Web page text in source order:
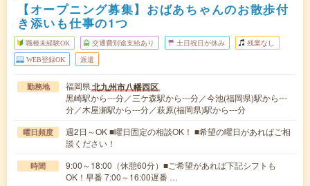
【オープニング募集】おばあちゃんのお散歩付
き添いも仕事の1つ
職種未経験OK 交通費別途支給あり 土日祝日が休み 残業なし
WEB登録OK 派遣
勤務地 福岡県北九州市八幡西区
黒崎駅から---分／三ケ森駅から---分／今池(福岡県)駅から---
分／木屋瀬駅から---分／萩原(福岡県)駅から---分
曜日頻度
週2日～OK ■曜日固定の相談OK！ ■希望の曜日があればご相
談ください！
時間
9:00～18:00（休憩60分）■ご希望があれば下記シフトも
OK！早番 7:00～16:00遅番 …